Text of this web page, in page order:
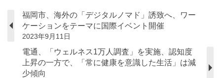
福岡市、海外の「デジタルノマド」誘致へ、ワー
ケーションをテーマに国際イベント開催
2023年9月11日
電通、「ウェルネス1万人調査」を実施、認知度
上昇の一方で、「常に健康を意識した生活」は減
少傾向